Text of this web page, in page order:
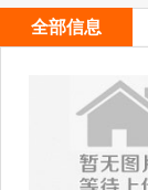
全部信息